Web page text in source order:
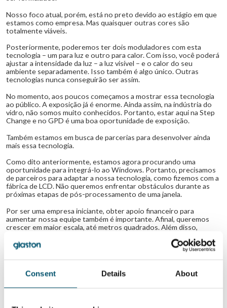
Consent Details About
Nosso foco atual, porém, está no preto devido ao estágio em que
estamos como empresa. Mas quaisquer outras cores são
totalmente viáveis.
Posteriormente, poderemos ter dois moduladores com esta
tecnologia – um para luz e outro para calor. Com isso, você poderá
ajustar a intensidade da luz – a luz visível – e o calor do seu
ambiente separadamente. Isso também é algo único. Outras
tecnologias nunca conseguirão ser assim.
No momento, aos poucos começamos a mostrar essa tecnologia
ao público. A exposição já é enorme. Ainda assim, na indústria do
vidro, não somos muito conhecidos. Portanto, estar aqui na Step
Change e no GPD é uma boa oportunidade de exposição.
Também estamos em busca de parcerias para desenvolver ainda
mais essa tecnologia.
Como dito anteriormente, estamos agora procurando uma
oportunidade para integrá-lo ao Windows. Portanto, precisamos
de parceiros para adaptar a nossa tecnologia, como fizemos com a
fábrica de LCD. Não queremos enfrentar obstáculos durante as
próximas etapas de pós-processamento de uma janela.
Por ser uma empresa iniciante, obter apoio financeiro para
aumentar nossa equipe também é importante. Afinal, queremos
crescer em maior escala, até metros quadrados. Além disso,
com mais rapidez.
com todos os seus tetos solares e até a indústria eletrónica com a